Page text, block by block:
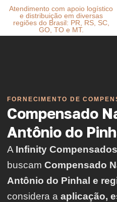
Atendimento com apoio logístico
e distribuição em diversas
regiões do Brasil: PR, RS, SC,
GO, TO e MT.
FORNECIMENTO DE
Compensado
Antônio do
A Infinity Compensados
buscam Compensado
Antônio do Pinhal e
considera a aplicação,